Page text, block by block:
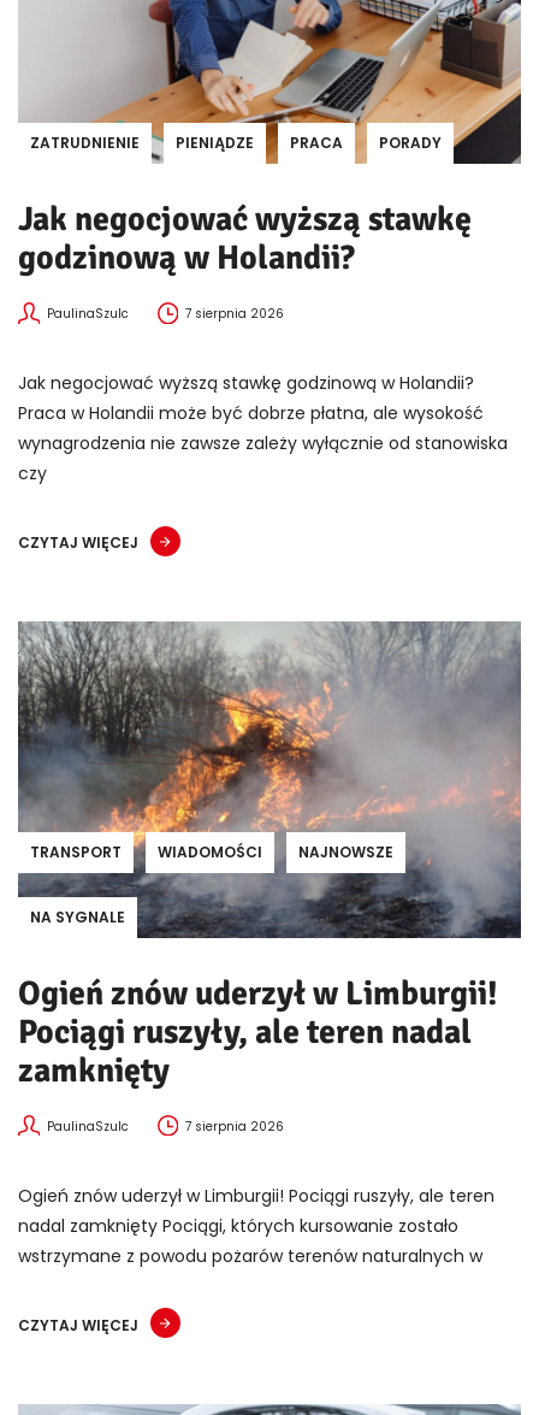
ZATRUDNIENIE PIENIĄDZE PRACA PORADY
Jak negocjować wyższą stawkę
godzinową w Holandii?
PaulinaSzulc 7 sierpnia 2026
Jak negocjować wyższą stawkę godzinową w Holandii?
Praca w Holandii może być dobrze płatna, ale wysokość
wynagrodzenia nie zawsze zależy wyłącznie od stanowiska
czy
CZYTAJ WIĘCEJ
TRANSPORT WIADOMOŚCI NAJNOWSZE
NA SYGNALE
Ogień znów uderzył w Limburgii!
Pociągi ruszyły, ale teren nadal
zamknięty
PaulinaSzulc 7 sierpnia 2026
Ogień znów uderzył w Limburgii! Pociągi ruszyły, ale teren
nadal zamknięty Pociągi, których kursowanie zostało
wstrzymane z powodu pożarów terenów naturalnych w
CZYTAJ WIĘCEJ